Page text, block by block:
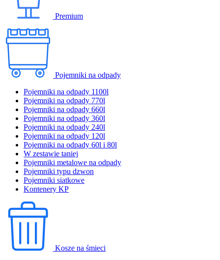
Premium
Pojemniki na odpady
Pojemniki na odpady 1100l
Pojemniki na odpady 770l
Pojemniki na odpady 660l
Pojemniki na odpady 360l
Pojemniki na odpady 240l
Pojemniki na odpady 120l
Pojemniki na odpady 60l i 80l
W zestawie taniej
Pojemniki metalowe na odpady
Pojemniki typu dzwon
Pojemniki siatkowe
Kontenery KP
Kosze na śmieci